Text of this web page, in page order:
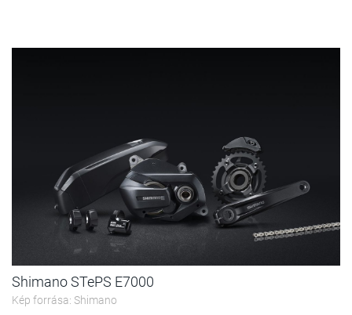
Shimano STePS E7000
Kép forrása: Shimano